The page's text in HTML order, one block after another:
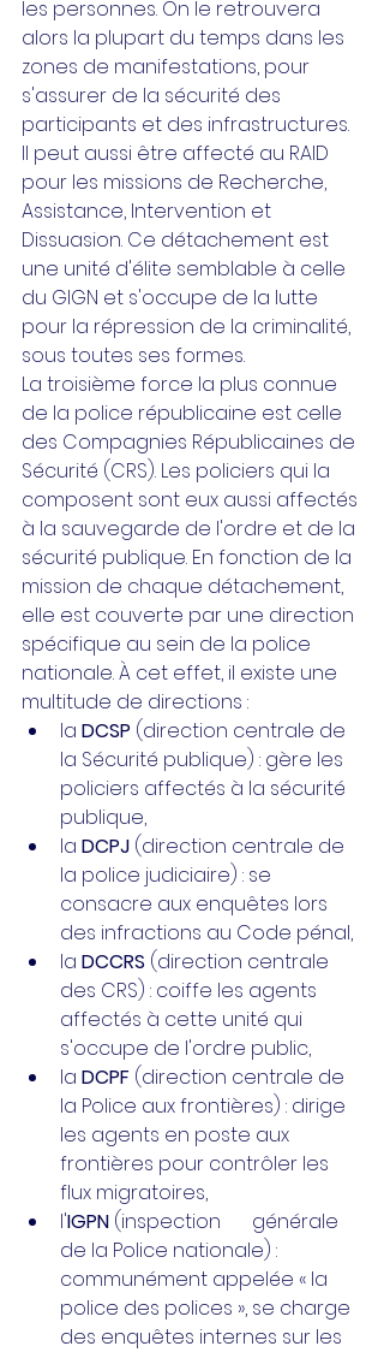
les personnes. On le retrouvera
alors la plupart du temps dans les
zones de manifestations, pour
s'assurer de la sécurité des
participants et des infrastructures.
Il peut aussi être affecté au RAID
pour les missions de Recherche,
Assistance, Intervention et
Dissuasion. Ce détachement est
une unité d'élite semblable à celle
du GIGN et s'occupe de la lutte
pour la répression de la criminalité,
sous toutes ses formes.
La troisième force la plus connue
de la police républicaine est celle
des Compagnies Républicaines de
Sécurité (CRS). Les policiers qui la
composent sont eux aussi affectés
à la sauvegarde de l'ordre et de la
sécurité publique. En fonction de la
mission de chaque détachement,
elle est couverte par une direction
spécifique au sein de la police
nationale. À cet effet, il existe une
multitude de directions :
la DCSP (direction centrale de
la Sécurité publique) : gère les
policiers affectés à la sécurité
publique,
la DCPJ (direction centrale de
la police judiciaire) : se
consacre aux enquêtes lors
des infractions au Code pénal,
la DCCRS (direction centrale
des CRS) : coiffe les agents
affectés à cette unité qui
s'occupe de l'ordre public,
la DCPF (direction centrale de
la Police aux frontières) : dirige
les agents en poste aux
frontières pour contrôler les
flux migratoires,
l'IGPN (inspection 	générale
de la Police nationale) :
communément appelée « la
police des polices », se charge
des enquêtes internes sur les